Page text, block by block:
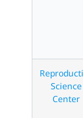
Science
Center